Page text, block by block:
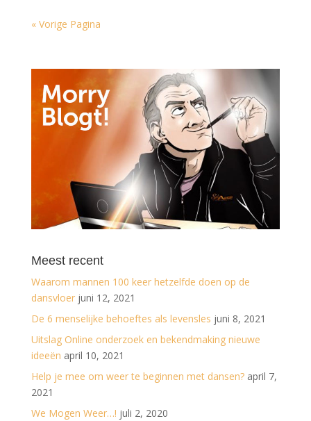
« Vorige Pagina
Meest recent
Waarom mannen 100 keer hetzelfde doen op de
dansvloer juni 12, 2021
De 6 menselijke behoeftes als levensles juni 8, 2021
Uitslag Online onderzoek en bekendmaking nieuwe
ideeën april 10, 2021
Help je mee om weer te beginnen met dansen? april 7,
2021
We Mogen Weer…! juli 2, 2020